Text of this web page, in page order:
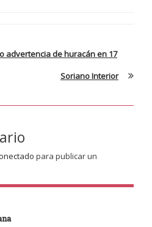
advertencia de huracán en 17
Soriano Interior
para publicar un